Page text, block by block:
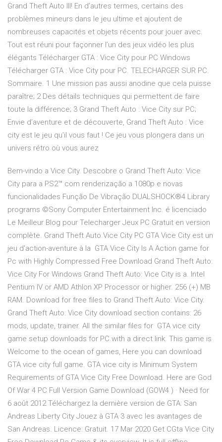
Grand Theft Auto III! En d’autres termes, certains des
problèmes mineurs dans le jeu ultime et ajoutent de
nombreuses capacités et objets récents pour jouer avec.
Tout est réuni pour façonner l’un des jeux vidéo les plus
élégants Télécharger GTA : Vice City pour PC Windows
Télécharger GTA : Vice City pour PC. TELECHARGER SUR PC.
Sommaire. 1 Une mission pas aussi anodine que cela puisse
paraître; 2 Des détails techniques qui permettent de faire
toute la différence; 3 Grand Theft Auto : Vice City sur PC;
Envie d’aventure et de découverte, Grand Theft Auto : Vice
city est le jeu qu’il vous faut ! Ce jeu vous plongera dans un
univers rétro où vous aurez
Bem-vindo a Vice City. Descobre o Grand Theft Auto: Vice
City para a PS2™ com renderização a 1080p e novas
funcionalidades Função De Vibração DUALSHOCK®4 Library
programs ©Sony Computer Entertainment Inc. é licenciado
Le Meilleur Blog pour Telecharger Jeux PC Gratuit en version
complète. Grand Theft Auto Vice City PC GTA Vice City est un
jeu d'action-aventure à la GTA Vice City Is A Action game for
Pc with Highly Compressed Free Download Grand Theft Auto:
Vice City For Windows Grand Theft Auto: Vice City is a. Intel
Pentium IV or AMD Athlon XP Processor or higher. 256 (+) MB
RAM. Download for free files to Grand Theft Auto: Vice City.
Grand Theft Auto: Vice City download section contains: 26
mods, update, trainer. All the similar files for GTA vice city
game setup downloads for PC with a direct link. This game is
Welcome to the ocean of games, Here you can download
GTA vice city full game. GTA vice city is Minimum System
Requirements of GTA Vice City Free Download. Here are God
Of War 4 PC Full Version Game Download (GOW4 ) · Need for
6 août 2012 Téléchargez la dernière version de GTA: San
Andreas Liberty City Jouez à GTA 3 avec les avantages de
San Andreas. Licence: Gratuit. 17 Mar 2020 Get CGta Vice City